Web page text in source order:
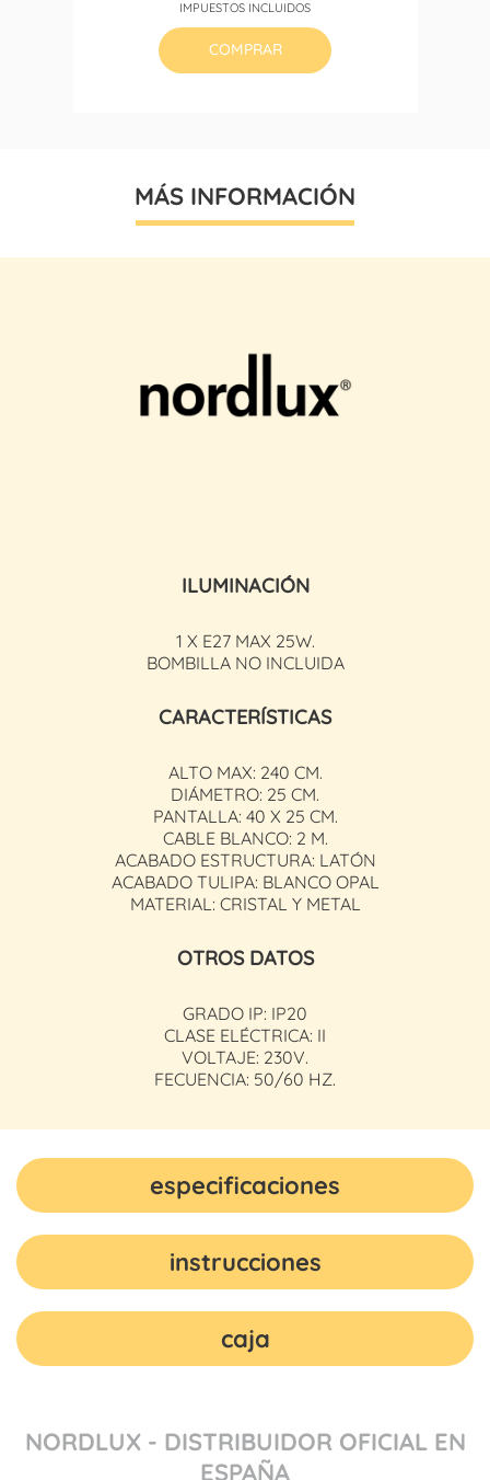
base
IMPUESTOS INCLUIDOS
COMPRAR
MÁS INFORMACIÓN
ILUMINACIÓN
1 X E27 MAX 25W.
BOMBILLA NO INCLUIDA
CARACTERÍSTICAS
ALTO MAX: 240 CM.
DIÁMETRO: 25 CM.
PANTALLA: 40 X 25 CM.
CABLE BLANCO: 2 M.
ACABADO ESTRUCTURA: LATÓN
ACABADO TULIPA: BLANCO OPAL
MATERIAL: CRISTAL Y METAL
OTROS DATOS
GRADO IP: IP20
CLASE ELÉCTRICA: II
VOLTAJE: 230V.
FECUENCIA: 50/60 HZ.
especificaciones
instrucciones
caja
NORDLUX - DISTRIBUIDOR OFICIAL EN
ESPAÑA